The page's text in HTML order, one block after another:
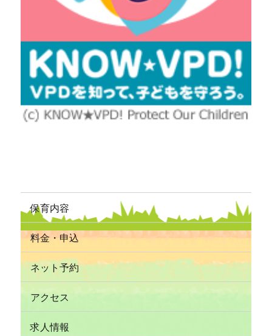
保育内容
料金・申込
ネット予約
アクセス
求人情報